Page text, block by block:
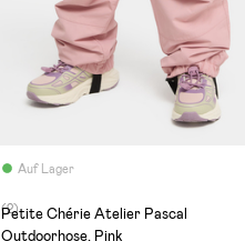
Auf Lager
(2)
Petite Chérie Atelier Pascal
Outdoorhose, Pink